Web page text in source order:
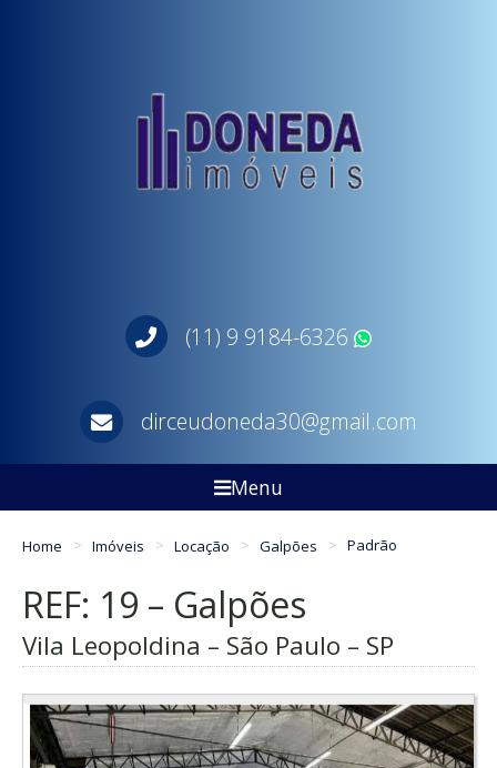
(11) 9 9184-6326
dirceudoneda30@gmail.com
Menu
Home Imóveis Locação Galpões Padrão
REF: 19 – Galpões
Vila Leopoldina – São Paulo – SP